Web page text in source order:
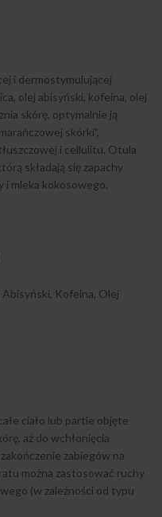
i dermostymulującej
olej abisyński, kofeina, olej
skórę, optymalnie ją
skórki”,
i cellulitu. Otula
składają się zapachy
i mleka kokosowego.
Kofeina, Olej
ciało lub partie objęte
aż do wchłonięcia
zabiegów na
można zastosować ruchy
(w zależności od typu